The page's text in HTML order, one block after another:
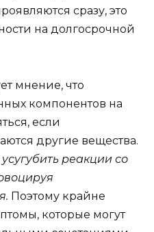
сразу, это
на долгосрочной
мнение, что
компонентов на
если
другие вещества.
реакции со
Поэтому крайне
которые могут